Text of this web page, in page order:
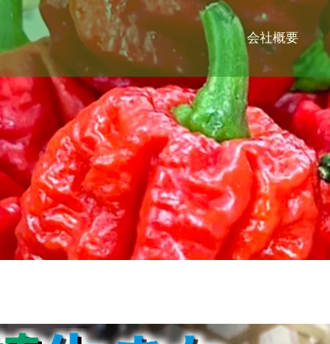
会社概要